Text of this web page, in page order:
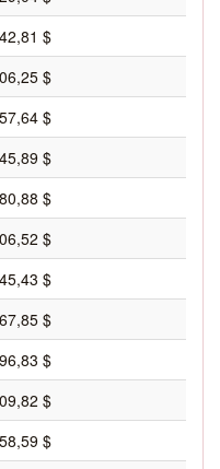
$
$
$
$
$
$
$
$
$
$
$